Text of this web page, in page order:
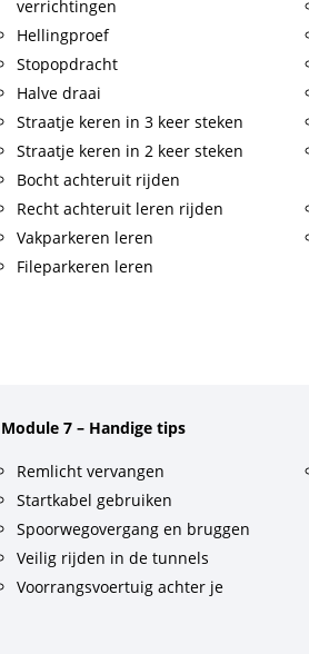
verrichtingen
Hellingproef
Stopopdracht
Halve draai
Straatje keren in 3 keer steken
Straatje keren in 2 keer steken
Bocht achteruit rijden
Recht achteruit leren rijden
Vakparkeren leren
Fileparkeren leren
Module 7 – Handige tips
Remlicht vervangen
Startkabel gebruiken
Spoorwegovergang en bruggen
Veilig rijden in de tunnels
Voorrangsvoertuig achter je